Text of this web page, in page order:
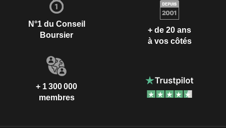
N°1 du Conseil
Boursier
+ de 20 ans
à vos côtés
+ 1 300 000
membres